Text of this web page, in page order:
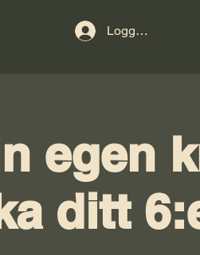
Logga in
egen
ditt